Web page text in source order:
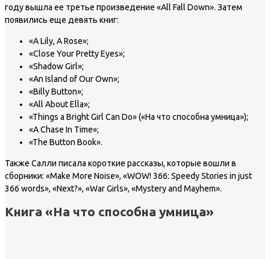
году вышла ее третье произведение «All Fall Down». Затем
появились еще девять книг:
«A Lily, A Rose»;
«Close Your Pretty Eyes»;
«Shadow Girl»;
«An Island of Our Own»;
«Billy Button»;
«All About Ella»;
«Things a Bright Girl Can Do» («На что способна умница»);
«A Chase In Time»;
«The Button Book».
Также Салли писала короткие рассказы, которые вошли в
сборники: «Make More Noise», «WOW! 366: Speedy Stories in just
366 words», «Next?», «War Girls», «Mystery and Mayhem».
Книга «На что способна умница»